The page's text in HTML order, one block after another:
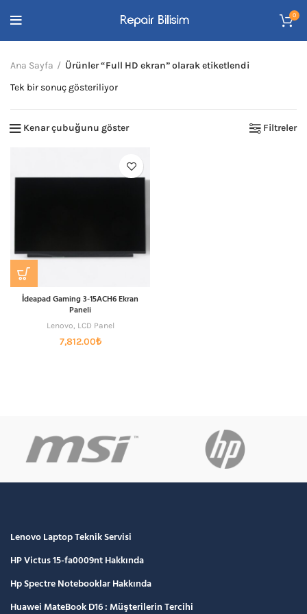
0
Ana Sayfa
Ürünler “Full HD ekran” olarak etiketlendi
Tek bir sonuç gösteriliyor
Kenar çubuğunu göster Filtreler
İdeapad Gaming 3-15ACH6 Ekran
Paneli
Lenovo, LCD Panel
7,812.00₺
Lenovo Laptop Teknik Servisi
HP Victus 15-fa0009nt Hakkında
Hp Spectre Notebooklar Hakkında
Huawei MateBook D16 : Müşterilerin Tercihi